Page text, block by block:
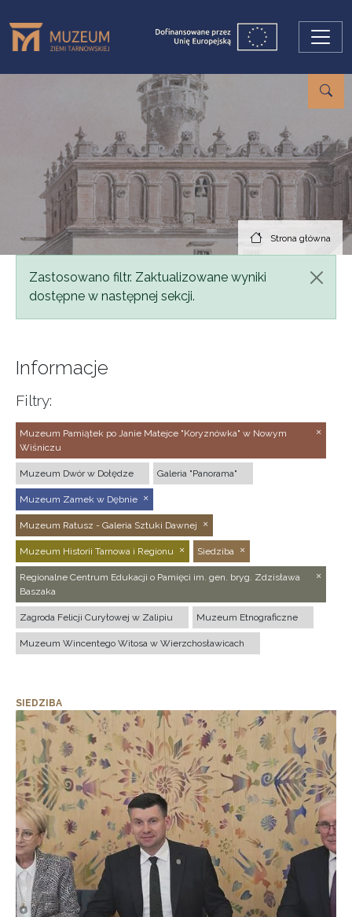
Strona główna
Komunikat
Zastosowano filtr. Zaktualizowane wyniki
dostępne w następnej sekcji.
Informacje
Filtry:
Muzeum Pamiątek po Janie Matejce "Koryznówka" w Nowym
Wiśniczu
Muzeum Dwór w Dołędze Galeria "Panorama"
Muzeum Zamek w Dębnie
Muzeum Ratusz - Galeria Sztuki Dawnej
Muzeum Historii Tarnowa i Regionu Siedziba
Regionalne Centrum Edukacji o Pamięci im. gen. bryg. Zdzisława
Baszaka
Zagroda Felicji Curyłowej w Zalipiu Muzeum Etnograficzne
Muzeum Wincentego Witosa w Wierzchosławicach
SIEDZIBA